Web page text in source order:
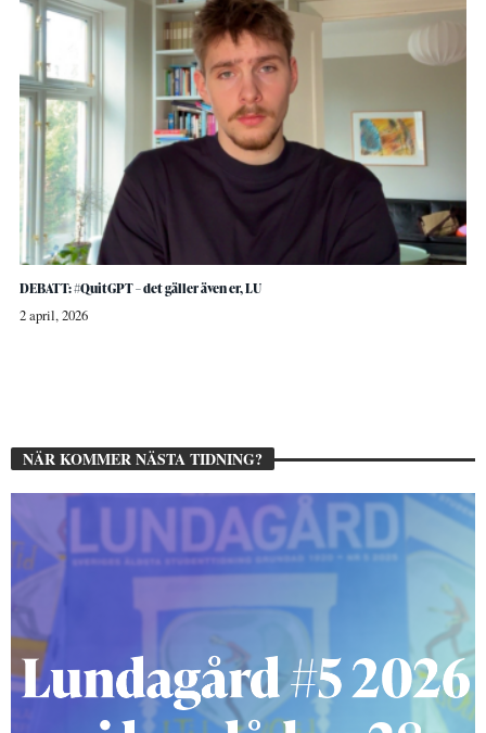
DEBATT: #QuitGPT – det gäller även er, LU
2 april, 2026
NÄR KOMMER NÄSTA TIDNING?